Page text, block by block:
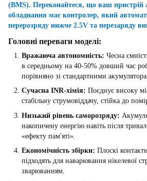
(BMS). Переконайтеся, що ваш пристрій
обладнання має контролер, який
перерозряду нижче 2.5V та перезаряду
Головні переваги моделі:
Вражаюча автономність: Чесна
в середньому на 40-50% довший час
порівняно зі стандартними
Сучасна INR-хімія: Поєднує високу
стабільну струмовіддачу, стійка до
Низький рівень саморозряду:
накопичену енергію навіть після
«ефекту пам'яті».
Економічність збірки: Плоскі
підходять для наварювання нікелевої
зварюванням.